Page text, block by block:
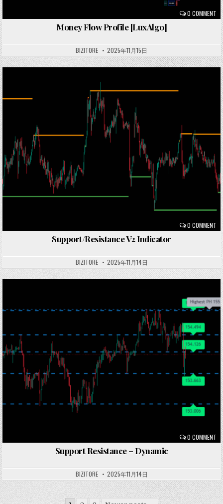
0 COMMENT
Money Flow Profile [LuxAlgo]
BIZITORE 2025年11月15日
0 COMMENT
in
Support/Resistance V2 Indicator
BIZITORE 2025年11月14日
0 COMMENT
in
Support Resistance – Dynamic
BIZITORE 2025年11月14日